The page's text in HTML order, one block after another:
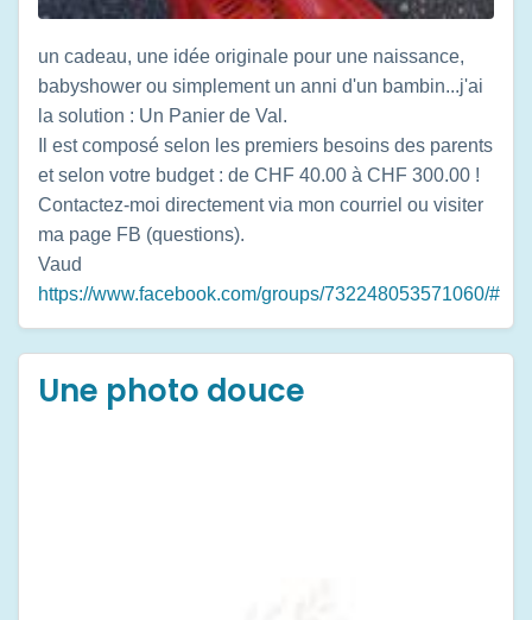
un cadeau, une idée originale pour une naissance,
babyshower ou simplement un anni d'un bambin...j'ai
la solution : Un Panier de Val.
Il est composé selon les premiers besoins des parents
et selon votre budget : de CHF 40.00 à CHF 300.00 !
Contactez-moi directement via mon courriel ou visiter
ma page FB (questions).
Vaud
https://www.facebook.com/groups/732248053571060/#
Une photo douce